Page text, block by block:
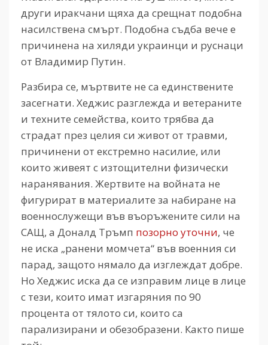
други иракчани щяха да срещнат подобна
насилствена смърт. Подобна съдба вече е
причинена на хиляди украинци и руснаци
от Владимир Путин.
Разбира се, мъртвите не са единствените
засегнати. Хеджис разглежда и ветераните
и техните семейства, които трябва да
страдат през целия си живот от травми,
причинени от екстремно насилие, или
които живеят с изтощителни физически
наранявания. Жертвите на войната не
фигурират в материалите за набиране на
военнослужещи във въоръжените сили на
САЩ, а Доналд Тръмп позорно уточни, че
не иска „ранени момчета“ във военния си
парад, защото нямало да изглеждат добре.
Но Хеджис иска да се изправим лице в лице
с тези, които имат изгаряния по 90
процента от тялото си, които са
парализирани и обезобразени. Както пише